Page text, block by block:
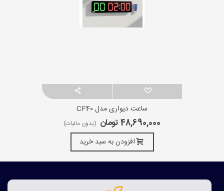
ساعت دیواری مدل CF40
48,690,000 تومان (بدون مالیات)
افزودن به سبد خرید